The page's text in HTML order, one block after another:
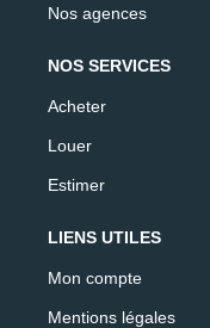
Nos agences
NOS SERVICES
Acheter
Louer
Estimer
LIENS UTILES
Mon compte
Mentions légales